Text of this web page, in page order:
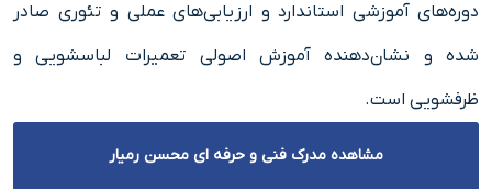
دوره‌های آموزشی استاندارد و ارزیابی‌های عملی و تئوری صادر
شده و نشان‌دهنده آموزش اصولی تعمیرات لباسشویی و
ظرفشویی است.
مشاهده مدرک فنی و حرفه ای محسن رمیار